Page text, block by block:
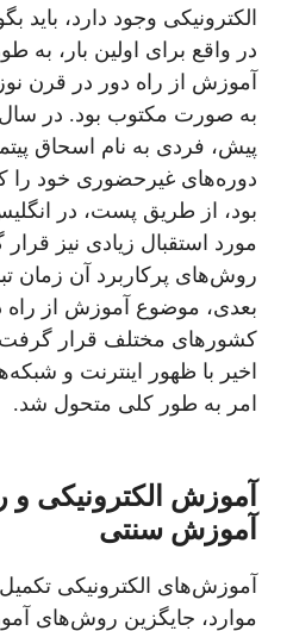
الکترونیکی وجود دارد،
در واقع برای اولین بار، به
آموزش از راه دور در قرن
دوره‌های غیرحضوری خود را
بود، از طریق پست، در
مورد استقبال زیادی نیز
روش‌های پرکاربرد آن زمان
بعدی، موضوع آموزش از راه
کشورهای مختلف قرار گرفت
اخیر با ظهور اینترنت و
امر به طور کلی متحول شد.
آموزش الکترونیکی و
آموزش سنتی
آموزش‌های الکترونیکی
موارد، جایگزین روش‌های